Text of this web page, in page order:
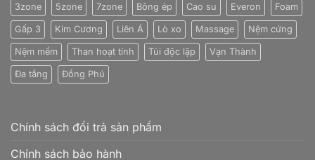
3zone 5zone 7zone Bông ép Cao su Everon Foam
Gấp 3 Kim Cương Liên Á Lò xo Massage Nệm cứng
Nệm mềm Than hoạt tính Túi độc lập Vạn Thành
Đa tầng Đồng Phú
Chính sách đổi trả sản phẩm
Chính sách bảo hành